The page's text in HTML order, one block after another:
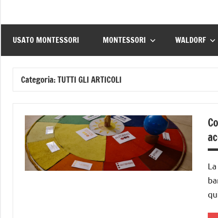
USATO MONTESSORI MONTESSORI WALDORF
Categoria:TUTTI GLI ARTICOLI